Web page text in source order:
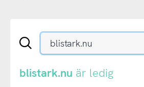
Sök
eller
blistark.nu är ledig